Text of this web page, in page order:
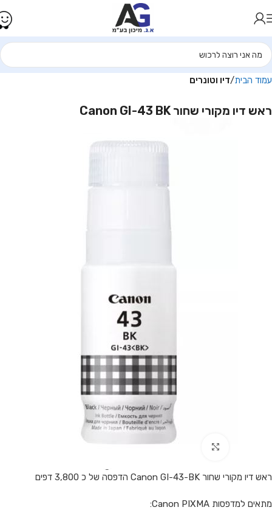
עמוד הבית דיו וטונרים
ראש דיו מקורי שחור Canon GI-43 BK
Click to enlarge
ראש דיו מקורי שחור Canon GI-43-BK הדפסה של כ 3,800 דפים
מתאים למדפסות Canon PIXMA: